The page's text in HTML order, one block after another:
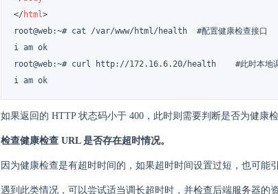
</ html>
root@web:~# cat /var/www/html/health  #配置健康检查接口
i am ok
root@web:~# curl http://172.16.6.20/health    #此时本地调用
i am ok
如果返回的 HTTP 状态码小于 400，此时则需要判断是否为健康
检查健康检查 URL 是否存在超时情况。
因为健康检查是有超时时间的，如果超时时间设置过短，也可能
遇到此类情况，可以尝试适当调长超时时，并检查后端服务器的